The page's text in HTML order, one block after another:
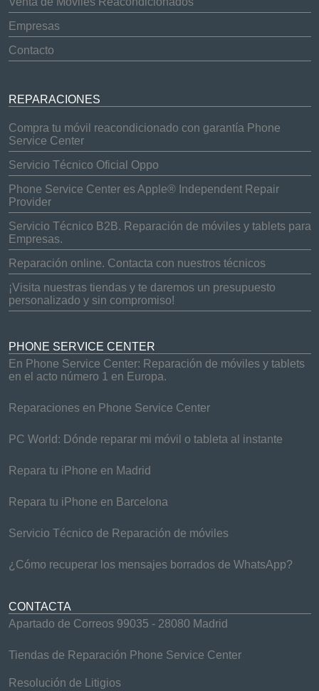
Empresas
Contacto
REPARACIONES
Compra tu móvil reacondicionado con garantía Phone
Service Center
Servicio Técnico Oficial Oppo
Phone Service Center es Apple® Independent Repair
Provider
Servicio Técnico B2B. Reparación de móviles y tablets para
Empresas.
Reparación online. Contacta con nuestros técnicos
¡Visita nuestras tiendas y te daremos un presupuesto
personalizado y sin compromiso!
PHONE SERVICE CENTER
En Phone Service Center: Reparación de móviles y tablets
en el acto número 1 en Europa.
Reparaciones en Phone Service Center
PC World: Dónde reparar mi móvil o tableta al instante
Repara tu iPhone en Madrid
Repara tu iPhone en Barcelona
Servicio Técnico de Reparación de móviles
¿Cómo recuperar los mensajes borrados de WhatsApp?
CONTACTA
Apartado de Correos 99035 - 28080 Madrid
Tiendas de Reparación Phone Service Center
Resolución de Litigios